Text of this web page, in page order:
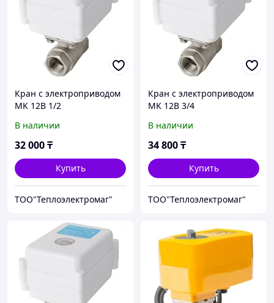
Кран с электроприводом
MK 12B 1/2
В наличии
32 000₸
Купить
ТОО"Теплоэлектромаг"
Кран с электроприводом
MK 12B 3/4
В наличии
34 800₸
Купить
ТОО"Теплоэлектромаг"